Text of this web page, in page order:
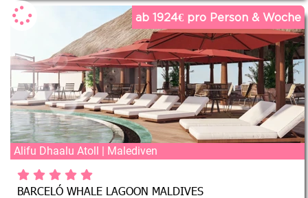
ab 1924€ pro Person & Woche
Alifu Dhaalu Atoll | Malediven
BARCELÓ WHALE LAGOON MALDIVES